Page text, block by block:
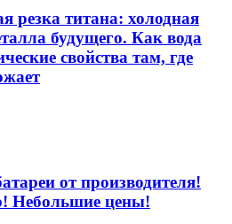
резка титана: холодная
будущего. Как вода
свойства там, где
от производителя!
Небольшие цены!